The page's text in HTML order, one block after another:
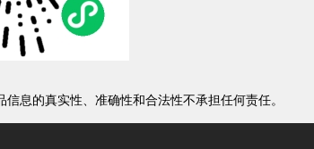
息的真实性、准确性和合法性不承担任何责任。